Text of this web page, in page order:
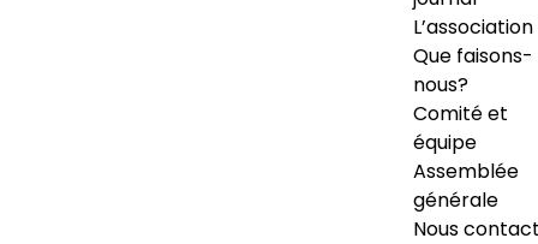
L’association
Que faisons-
nous?
Comité et
équipe
Assemblée
générale
Nous